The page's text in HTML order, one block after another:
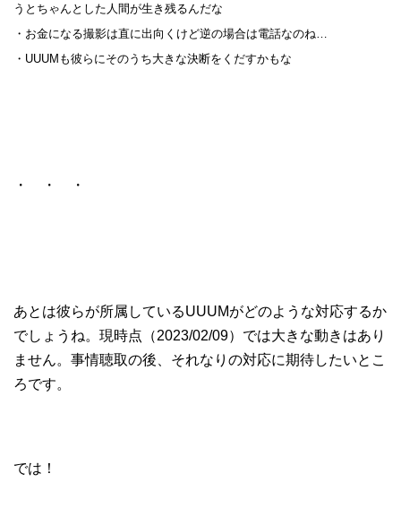
うとちゃんとした人間が生き残るんだな
・お金になる撮影は直に出向くけど逆の場合は電話なのね…
・UUUMも彼らにそのうち大きな決断をくだすかもな
・ ・ ・
あとは彼らが所属しているUUUMがどのような対応するか
でしょうね。現時点（2023/02/09）では大きな動きはあり
ません。事情聴取の後、それなりの対応に期待したいとこ
ろです。
では！